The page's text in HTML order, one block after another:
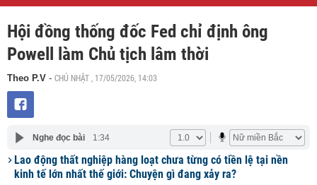
Hội đồng thống đốc Fed chỉ định ông
Powell làm Chủ tịch lâm thời
Theo P.V - CHỦ NHẬT , 17/05/2026, 14:03
Nghe đọc bài 1:34
Lao động thất nghiệp hàng loạt chưa từng có tiền lệ tại nền
kinh tế lớn nhất thế giới: Chuyện gì đang xảy ra?